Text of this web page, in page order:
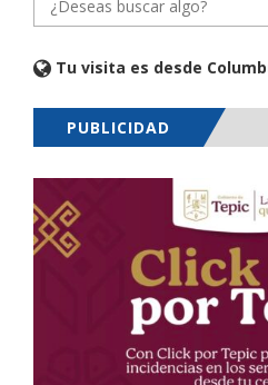
Tu visita es desde
PUBLICIDAD